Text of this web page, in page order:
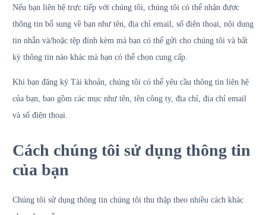
Nếu bạn liên hệ trực tiếp với chúng tôi, chúng tôi có thể nhận được
thông tin bổ sung về bạn như tên, địa chỉ email, số điện thoại, nội dung
tin nhắn và/hoặc tệp đính kèm mà bạn có thể gửi cho chúng tôi và bất
kỳ thông tin nào khác mà bạn có thể chọn cung cấp.
Khi bạn đăng ký Tài khoản, chúng tôi có thể yêu cầu thông tin liên hệ
của bạn, bao gồm các mục như tên, tên công ty, địa chỉ, địa chỉ email
và số điện thoại.
Cách chúng tôi sử dụng thông tin
của bạn
Chúng tôi sử dụng thông tin chúng tôi thu thập theo nhiều cách khác